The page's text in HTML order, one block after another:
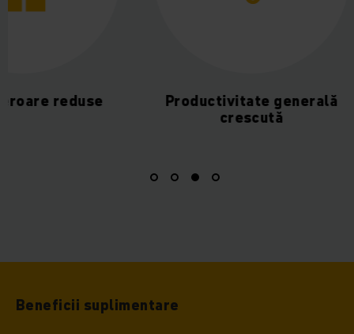
Productivitate generală
Procese
Beneficii suplimentare